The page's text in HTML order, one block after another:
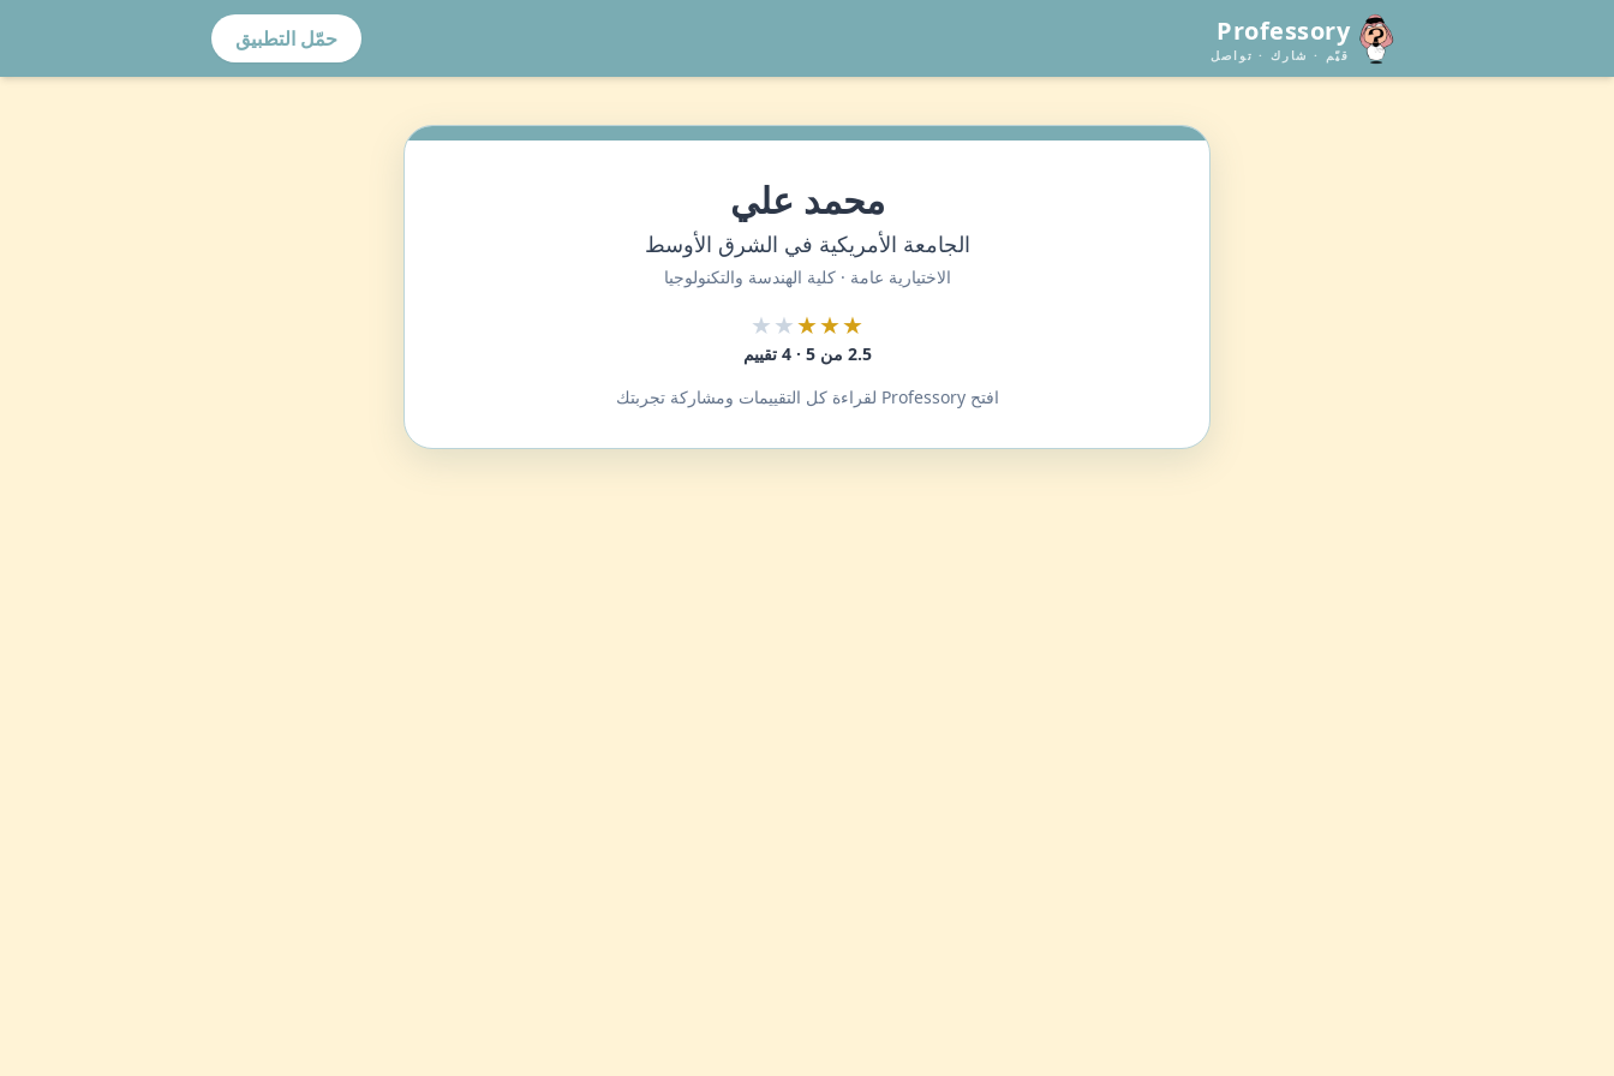
Professory
قيّم · شارك · تواصل
حمّل التطبيق
محمد علي
الجامعة الأمريكية في الشرق الأوسط
الاختيارية عامة · كلية الهندسة والتكنولوجيا
★★★
★★
2.5 من 5 · 4 تقييم
افتح Professory لقراءة كل التقييمات ومشاركة تجربتك